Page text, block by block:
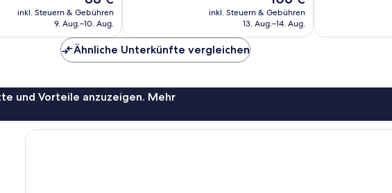
Preis
beträgt
inkl. Steuern & Gebühren
9. Aug.–10. Aug.
Preis
beträgt
inkl. Steuern & Gebühren
13. Aug.–14. Aug.
Ähnliche Unterkünfte vergleichen
und Vorteile anzuzeigen. Mehr